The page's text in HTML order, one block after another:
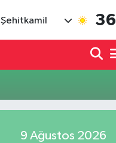
Şehitkamil 36
9 Ağustos 2026